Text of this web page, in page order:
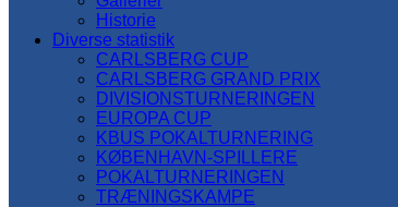
Historie
Diverse statistik
CARLSBERG CUP
CARLSBERG GRAND PRIX
DIVISIONSTURNERINGEN
EUROPA CUP
KBUS POKALTURNERING
KØBENHAVN-SPILLERE
POKALTURNERINGEN
TRÆNINGSKAMPE